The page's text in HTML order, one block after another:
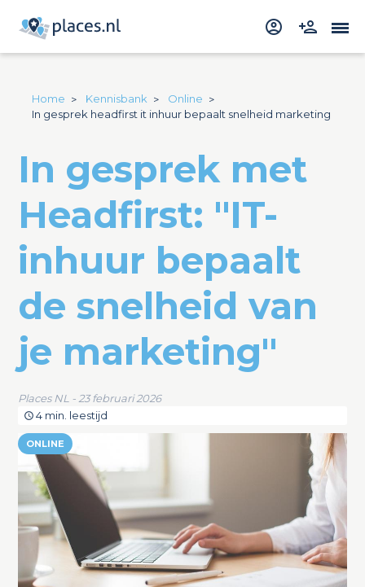
Home Kennisbank
Online
In gesprek headfirst it inhuur bepaalt snelheid marketing
In gesprek met
Headfirst: "IT-
inhuur bepaalt
de snelheid van
je marketing"
Places NL - 23 februari 2026
4 min. leestijd
ONLINE